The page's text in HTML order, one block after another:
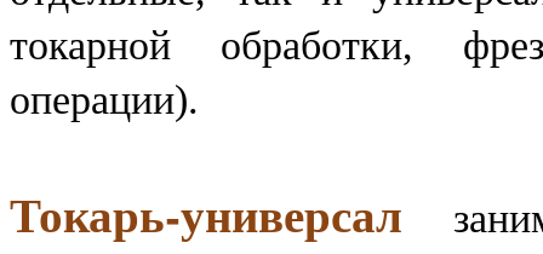
токарной обработки,
операции).
Токарь-универсал